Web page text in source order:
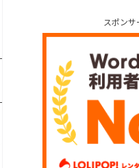
スポン